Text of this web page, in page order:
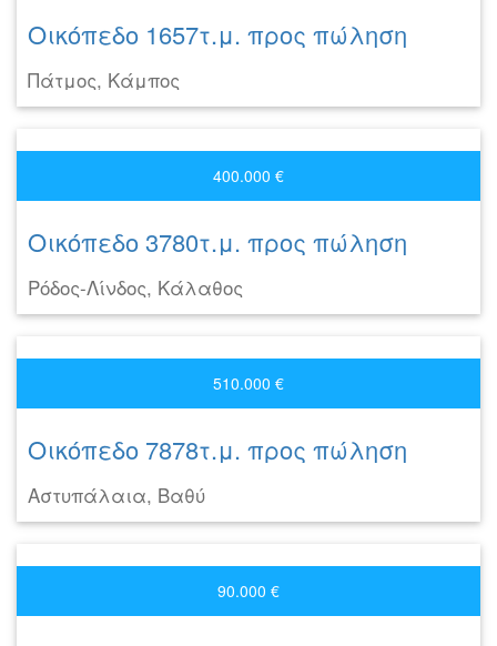
Οικόπεδο 1657τ.μ. προς πώληση
Πάτμος, Κάμπος
400.000 €
Οικόπεδο 3780τ.μ. προς πώληση
Ρόδος-Λίνδος, Κάλαθος
510.000 €
Οικόπεδο 7878τ.μ. προς πώληση
Αστυπάλαια, Βαθύ
90.000 €